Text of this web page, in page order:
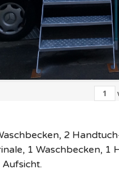
2
1 Waschbecken, 1